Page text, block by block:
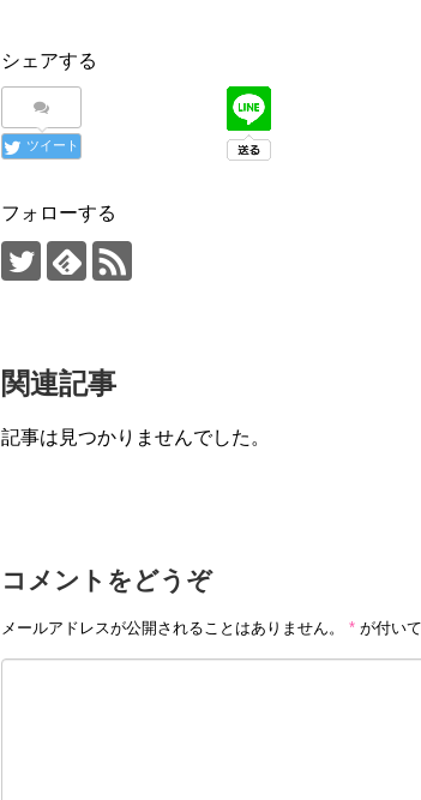
e
b
o
k
er
シェアする
ツイート
フォローする
関連記事
記事は見つかりませんでした。
コメントをどうぞ
メールアドレスが公開されることはありません。 * が付い